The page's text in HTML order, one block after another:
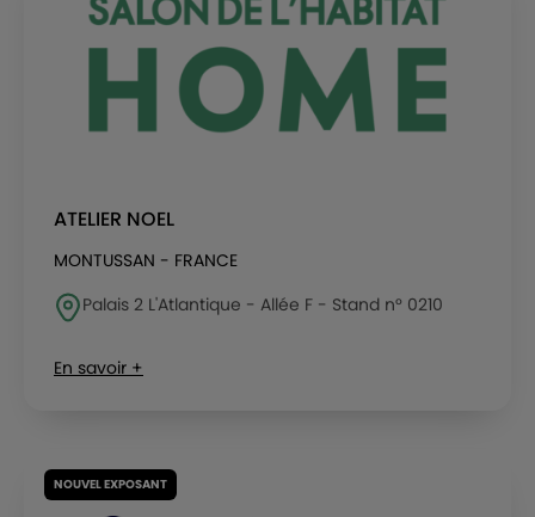
ATELIER NOEL
MONTUSSAN - FRANCE
Palais 2 L'Atlantique - Allée F - Stand n° 0210
En savoir +
NOUVEL EXPOSANT